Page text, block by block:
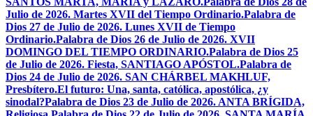
Julio de 2026. Martes XVII del Tiempo Ordinario.Palabra de
Dios 27 de Julio de 2026. Lunes XVII de Tiempo
Ordinario.Palabra de Dios 26 de Julio de 2026. XVII
DOMINGO DEL TIEMPO ORDINARIO.Palabra de Dios 25
de Julio de 2026. Fiesta, SANTIAGO APÓSTOL.Palabra de
Dios 24 de Julio de 2026. SAN CHÁRBEL MAKHLUF,
Presbítero.El futuro: Una, santa, católica, apostólica, ¿y
sinodal?Palabra de Dios 23 de Julio de 2026. ANTA BRÍGIDA,